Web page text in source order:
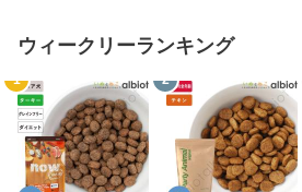
ウィークリーランキング
1 2